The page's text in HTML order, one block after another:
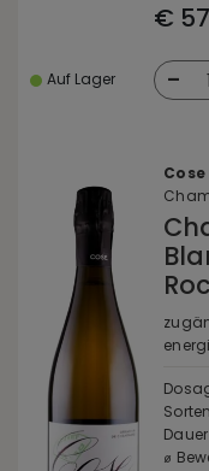
€
Auf Lager - 1
Cose
⌀